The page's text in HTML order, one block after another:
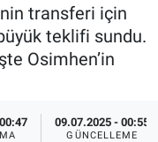
transferi için
teklifi sundu.
Osimhen’in
09.07.2025 - 00:55
GÜNCELLEME